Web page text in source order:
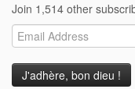
Join 1,514 other
Email
Address